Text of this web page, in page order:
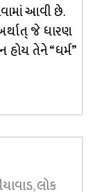
આવી છે.
અર્થાત્ જે ધારણ
તેને “ધર્મ”
,લોક